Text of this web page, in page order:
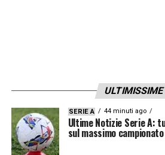
ULTIMISSIME
SERIE A 44 minuti ago
Ultime Notizie Serie A:
sul massimo